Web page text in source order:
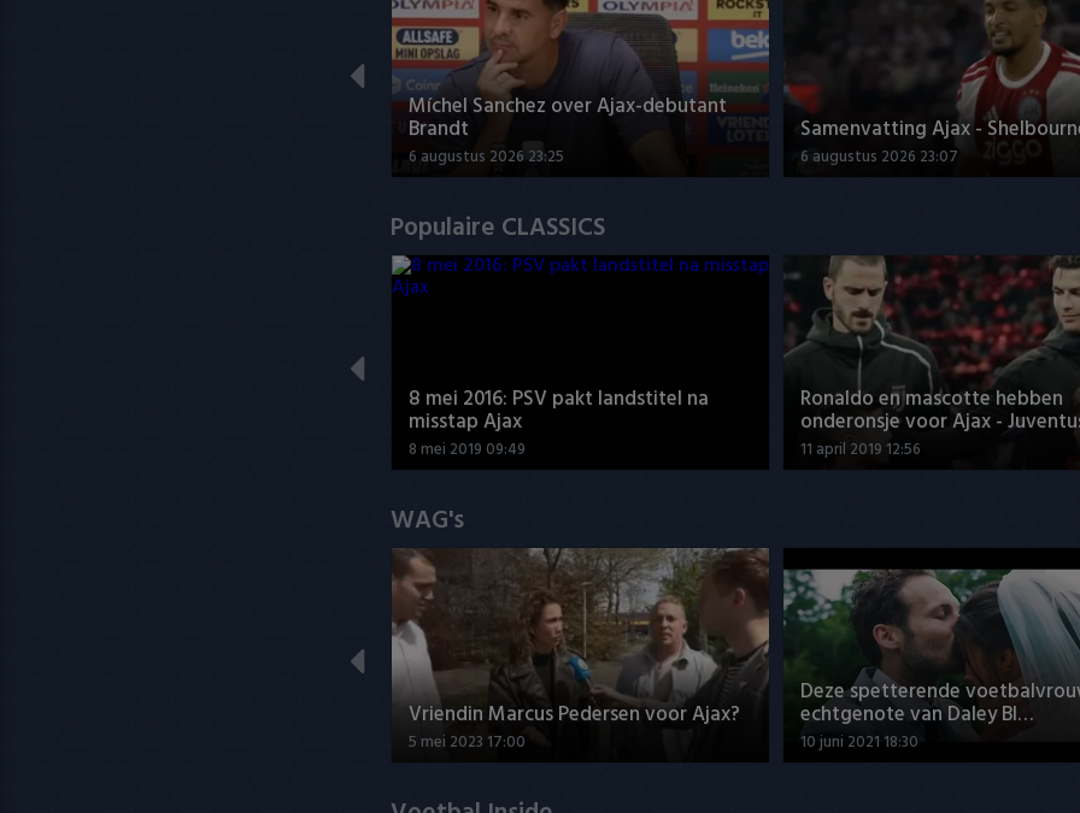
Míchel Sanchez over Ajax-debutant
Brandt
6 augustus 2026 23:25
Samenvatting Ajax -
6 augustus 2026 23:07
Populaire CLASSICS
8 mei 2016: PSV pakt landstitel na
misstap Ajax
8 mei 2019 09:49
Ronaldo en mascotte hebben
onderonsje voor Ajax -
11 april 2019 12:56
WAG's
Vriendin Marcus Pedersen voor Ajax?
5 mei 2023 17:00
Deze spetterende
echtgenote van Daley Bl…
10 juni 2021 18:30